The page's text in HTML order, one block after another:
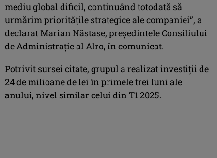
mediu global dificil, continuând totodată să
urmărim priorităţile strategice ale companiei”, a
declarat Marian Năstase, preşedintele Consiliului
de Administraţie al Alro, în comunicat.
Potrivit sursei citate, grupul a realizat investiţii de
24 de milioane de lei în primele trei luni ale
anului, nivel similar celui din T1 2025.